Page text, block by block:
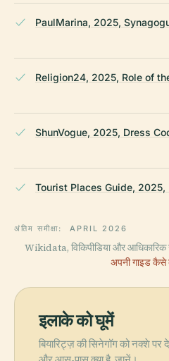
PaulMarina, 2025,
Religion24, 2025, Role of
ShunVogue, 2025, Dress
Tourist Places Guide,
अंतिम समीक्षा: APRIL 2026
Wikidata, विकिपीडिया और आधिकारिक
अपनी गाइड
इलाके को घूमें
बियारिट्ज़ की सिनेगॉग को नक्शे पर